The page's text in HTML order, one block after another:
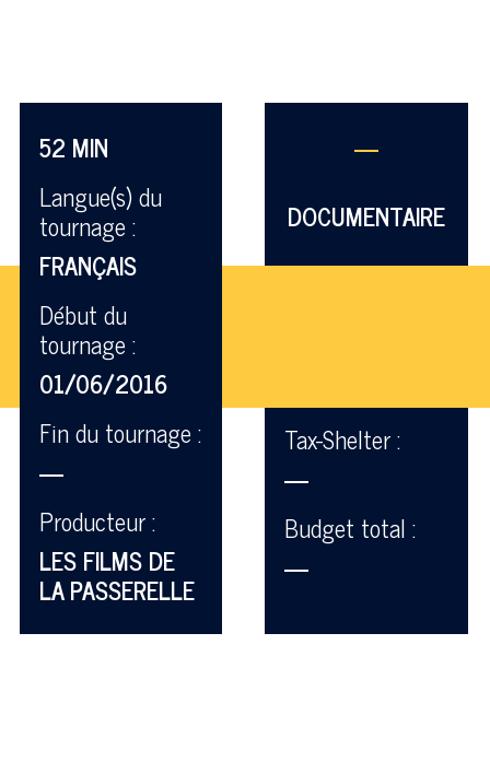
52 MIN
Langue(s) du
tournage :
FRANÇAIS
Début du
tournage :
01/06/2016
Fin du tournage :
—
Producteur :
LES FILMS DE
LA PASSERELLE
—
DOCUMENTAIRE
Tax-Shelter :
—
Budget total :
—